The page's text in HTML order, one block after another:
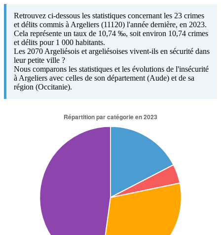
Retrouvez ci-dessous les statistiques concernant les 23 crimes
et délits commis à Argeliers (11120) l'année dernière, en 2023.
Cela représente un taux de 10,74 ‰, soit environ 10,74 crimes
et délits pour 1 000 habitants.
Les 2070 Argeliésois et argeliésoises vivent-ils en sécurité dans
leur petite ville ?
Nous comparons les statistiques et les évolutions de l'insécurité
à Argeliers avec celles de son département (Aude) et de sa
région (Occitanie).